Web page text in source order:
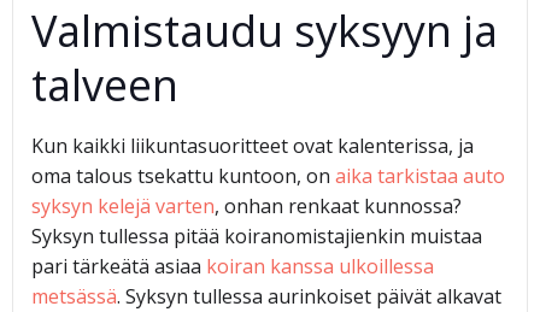
Valmistaudu syksyyn ja
talveen
Kun kaikki liikuntasuoritteet ovat kalenterissa, ja
oma talous tsekattu kuntoon, on aika tarkistaa auto
syksyn kelejä varten, onhan renkaat kunnossa?
Syksyn tullessa pitää koiranomistajienkin muistaa
pari tärkeätä asiaa koiran kanssa ulkoillessa
metsässä. Syksyn tullessa aurinkoiset päivät alkavat